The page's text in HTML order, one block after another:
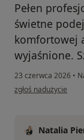
Pełen
świetne
komfortowej
wyjaśnione.
23 czerwca 2026 •
w opinii użytkownika
zgłoś nadużycie
Natalia